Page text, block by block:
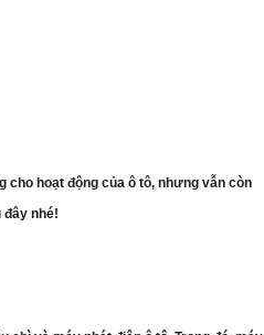
cho hoạt động của ô tô, nhưng vẫn còn
đây nhé!